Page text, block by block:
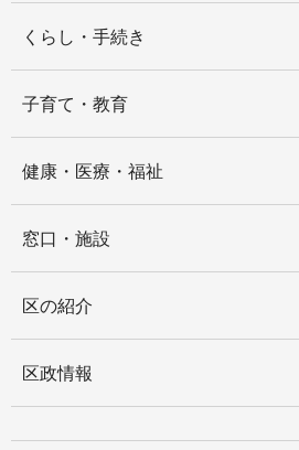
くらし・手続き
子育て・教育
健康・医療・福祉
窓口・施設
区の紹介
区政情報